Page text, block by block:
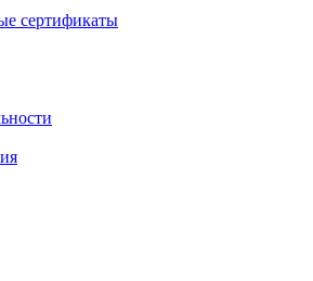
сертификаты